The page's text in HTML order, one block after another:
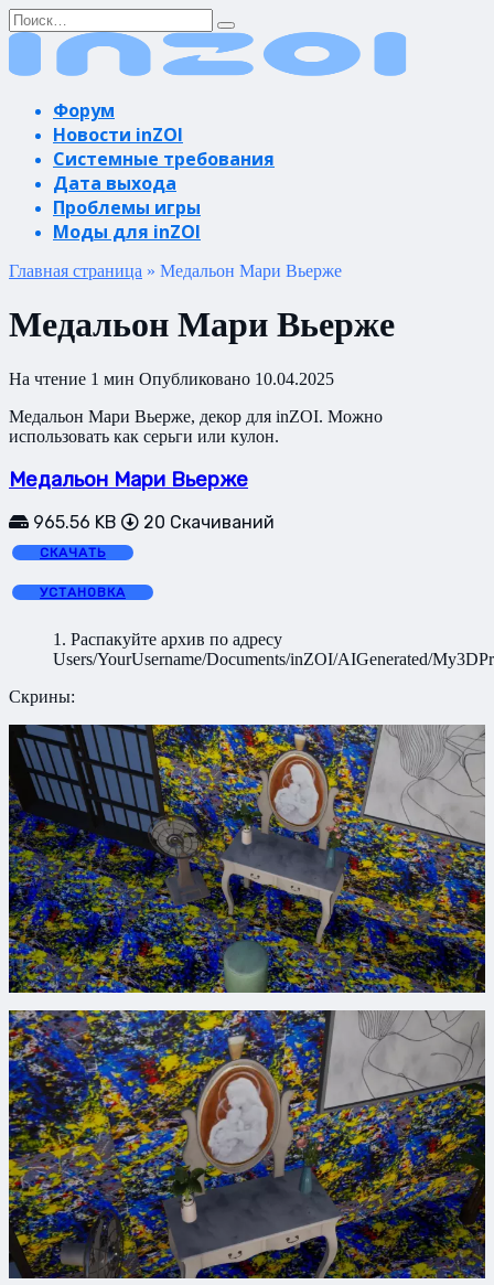
Перейти
к
содержанию
Search
for:
Форум
Новости inZOI
Системные требования
Дата выхода
Проблемы игры
Моды для inZOI
Главная страница » Медальон Мари Вьерже
Медальон Мари Вьерже
На чтение 1 мин Опубликовано 10.04.2025
Медальон Мари Вьерже, декор для inZOI. Можно
использовать как серьги или кулон.
Медальон Мари Вьерже
965.56 KB 20 Скачиваний
СКАЧАТЬ
УСТАНОВКА
1. Распакуйте архив по адресу
Users/YourUsername/Documents/inZOI/AIGenerated/
Скрины: